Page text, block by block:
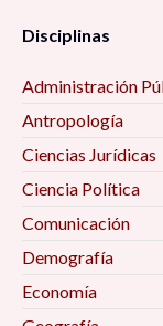
Diagnóstico
Intersticios
febrero 2023),
La música de
Disciplinas
Administración
Antropología
Ciencias Jurídicas
Ciencia Política
Comunicación
Demografía
Economía